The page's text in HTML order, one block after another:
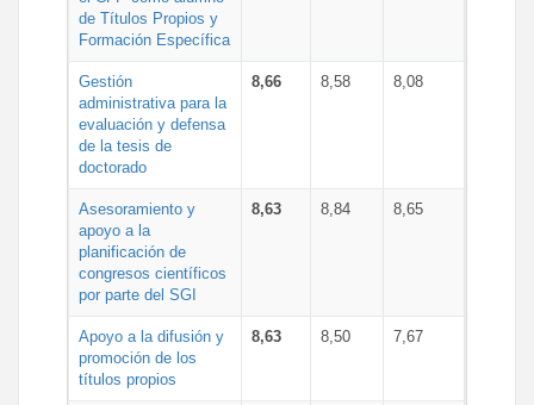
de Títulos Propios y
Formación Específica
Gestión
administrativa para la
evaluación y defensa
de la tesis de
doctorado
8,66 8,58 8,08
Asesoramiento y
apoyo a la
planificación de
congresos científicos
por parte del SGI
8,63 8,84 8,65
Apoyo a la difusión y
promoción de los
títulos propios
8,63 8,50 7,67